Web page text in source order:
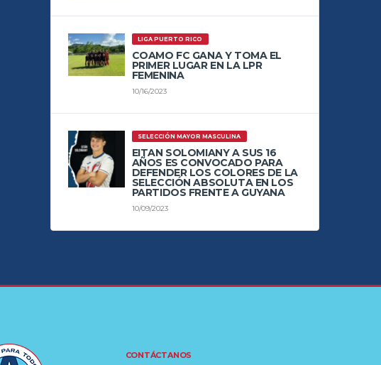
LIGA PUERTO RICO
COAMO FC GANA Y TOMA EL
PRIMER LUGAR EN LA LPR
FEMENINA
10/16/2023
SELECCIÓN MAYOR MASCULINA
EITAN SOLOMIANY A SUS 16
AÑOS ES CONVOCADO PARA
DEFENDER LOS COLORES DE LA
SELECCIÓN ABSOLUTA EN LOS
PARTIDOS FRENTE A GUYANA
10/09/2023
CONTÁCTANOS